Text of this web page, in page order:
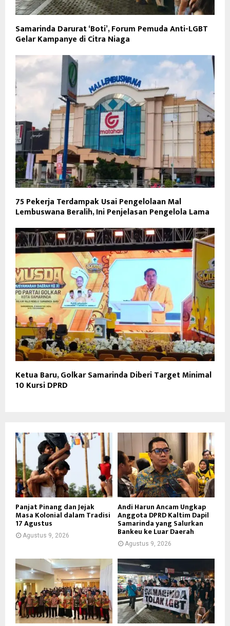
Samarinda Darurat ‘Boti’, Forum Pemuda Anti-LGBT
Gelar Kampanye di Citra Niaga
75 Pekerja Terdampak Usai Pengelolaan Mal
Lembuswana Beralih, Ini Penjelasan Pengelola Lama
Ketua Baru, Golkar Samarinda Diberi Target Minimal
10 Kursi DPRD
Panjat Pinang dan Jejak
Masa Kolonial dalam Tradisi
17 Agustus
Agustus 9, 2026
Andi Harun Ancam Ungkap
Anggota DPRD Kaltim Dapil
Samarinda yang Salurkan
Bankeu ke Luar Daerah
Agustus 9, 2026